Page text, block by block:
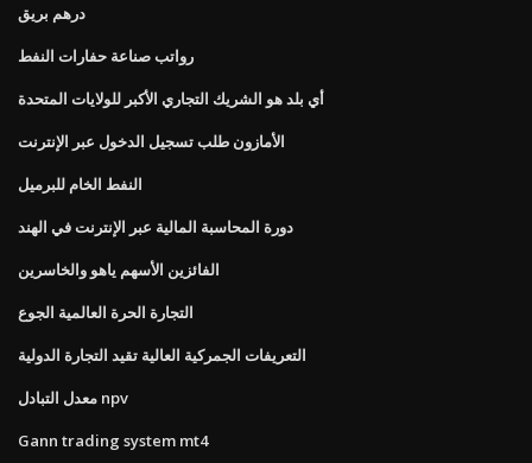
درهم بريق
رواتب صناعة حفارات النفط
أي بلد هو الشريك التجاري الأكبر للولايات المتحدة
الأمازون طلب تسجيل الدخول عبر الإنترنت
النفط الخام للبرميل
دورة المحاسبة المالية عبر الإنترنت في الهند
الفائزين الأسهم ياهو والخاسرين
التجارة الحرة العالمية الجوع
التعريفات الجمركية العالية تقيد التجارة الدولية
معدل التبادل npv
Gann trading system mt4